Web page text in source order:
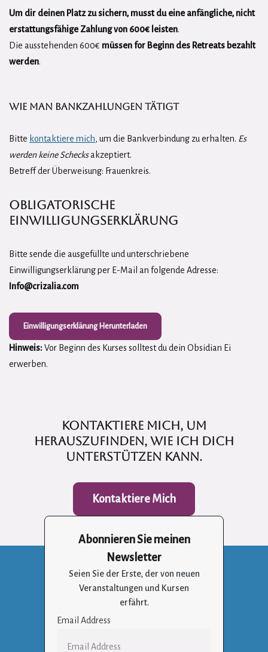
Um dir deinen Platz zu sichern, musst du eine anfängliche, nicht
erstattungsfähige Zahlung von 600€ leisten.
Die ausstehenden 600€ müssen for Beginn des Retreats bezahlt
werden.
Wie man Bankzahlungen tätigt
Bitte kontaktiere mich, um die Bankverbindung zu erhalten. Es
werden keine Schecksakzeptiert.
Betreff der Überweisung: Frauenkreis.
Obligatorische
Einwilligungserklärung
Bitte sende die ausgefüllte und unterschriebene
Einwilligungserklärung per E-Mail an folgende Adresse:
Info@crizalia.com
Einwilligungserklärung Herunterladen
Hinweis:Vor Beginn des Kurses solltest du dein Obsidian Ei
erwerben.
Kontaktiere mich, um
herauszufinden, wie ich Dich
unterstützen kann.
Kontaktiere Mich
Abonnieren Sie meinen
Newsletter
Seien Sie der Erste, der von neuen
Veranstaltungen und Kursen
erfährt.
Email Address